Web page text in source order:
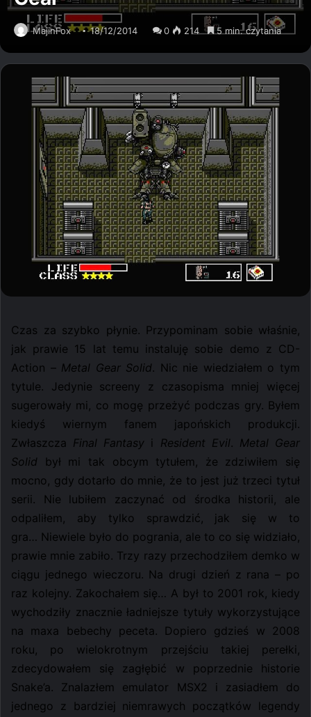
MajinFox 18/12/2014 0 214 5 min. czytania
Czas za szybko płynie. Przypominam sobie właśnie,
jak prawie 15 lat temu instaluję sobie demo z CD-
Action – Metal Gear Solid. Nic nie wiedziałem o tym
tytule. Jedynie screeny z czasopisma mniej więcej
sugerowały mi, co mogę przeżyć podczas gry. Byłem
kiedyś wiernym fanem japońskich produkcji.
Zwłaszcza Final Fantasy i Resident Evil. Metal Gear
Solid był mi tak obcym tytułem, że zdziwiłem się
mocno, gdy dotarło do mnie, że to jest już trzeci tytuł
serii. Nie lubiłem zaczynać od środka historii, ale
odpaliłem, aby tylko sprawdzić, jak się w to
gra… Niewiele było do pogrania, ale to co się widziało,
prawie mnie zabiło. Trzy razy przechodziłem demko w
ciągu jednego wieczoru. Na drugi dzień z rana – po
raz kolejny. Zakochałem się… A był to 2001 rok, kiedy
wychodziły znacznie ładniejsze tytuły wykorzystujące
na maxa bebechy peceta. Dopiero gdzieś w 2008
roku, po wielokrotnym przejściu takiej perełki,
zdecydowałem się zagłębić w poprzednie historie
Snake’a. Znalazłem emulator MSX2 i zasiadłem do
jednego z bardziej niemrawych początków legendy